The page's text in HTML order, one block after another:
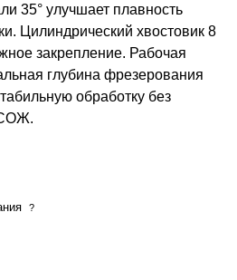
35° улучшает плавность
Цилиндрический хвостовик 8
закрепление. Рабочая
глубина фрезерования
обработку без
СОЖ.
?